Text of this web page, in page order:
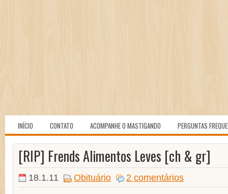
INÍCIO CONTATO ACOMPANHE O MASTIGANDO PERGUNTAS
[RIP] Frends Alimentos Leves [ch & gr]
18.1.11 Obituário 2 comentários